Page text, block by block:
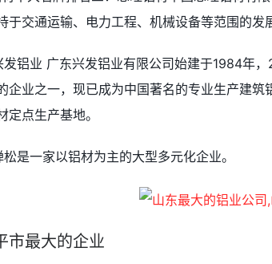
于交通运输、电力工程、机械设备等范围的发
发铝业 广东兴发铝业有限公司始建于1984年
企业之一，现已成为中国著名的专业生产建
定点生产基地。
是一家以铝材为主的大型多元化企业。
市最大的企业